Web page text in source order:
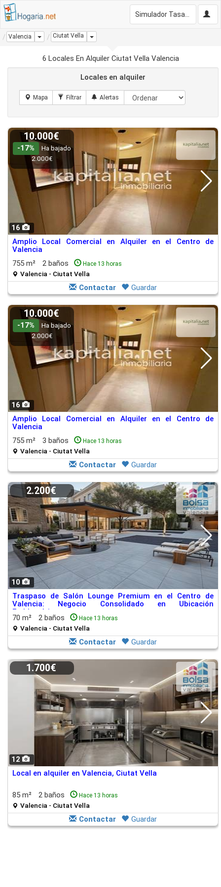
Valencia Dropdown
Ciutat Vella Dropdown
6 Locales En Alquiler Ciutat Vella Valencia
Locales en alquiler
16
10.000€
-17%
Ha bajado
2.000€
Amplio Local Comercial en Alquiler en el Centro de
Valencia
755 m²
2 baños Hace 13 horas
Valencia - Ciutat Vella
Contactar Guardar
16
10.000€
-17%
Ha bajado
2.000€
Amplio Local Comercial en Alquiler en el Centro de
Valencia
755 m²
3 baños Hace 13 horas
Valencia - Ciutat Vella
Contactar Guardar
10
2.200€
Traspaso de Salón Lounge Premium en el Centro de
Valencia: Negocio Consolidado en Ubicación
Emblemática
70 m² 2 baños Hace 13 horas
Valencia - Ciutat Vella
Contactar Guardar
12
1.700€
Local en alquiler en Valencia, Ciutat Vella
85 m² 2 baños Hace 13 horas
Valencia - Ciutat Vella
Contactar Guardar